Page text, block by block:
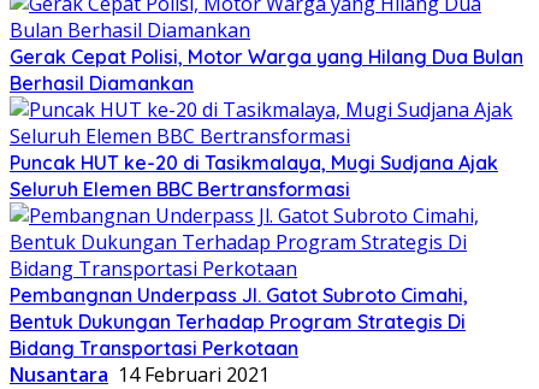
Gerak Cepat Polisi, Motor Warga yang Hilang Dua Bulan
Berhasil Diamankan
Puncak HUT ke-20 di Tasikmalaya, Mugi Sudjana Ajak
Seluruh Elemen BBC Bertransformasi
Pembangnan Underpass Jl. Gatot Subroto Cimahi,
Bentuk Dukungan Terhadap Program Strategis Di
Bidang Transportasi Perkotaan
Nusantara 14 Februari 2021